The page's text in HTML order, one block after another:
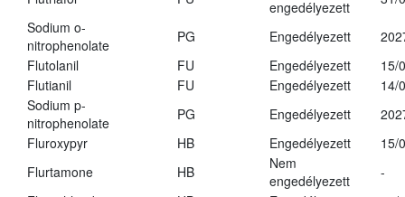
engedélyezett
Sodium o-
nitrophenolate
PG Engedélyezett
Flutolanil
FU Engedélyezett
15/
Flutianil
FU Engedélyezett
14/
Sodium p-
nitrophenolate
PG Engedélyezett
Fluroxypyr
HB Engedélyezett
15/
Flurtamone
HB
Nem
engedélyezett
-